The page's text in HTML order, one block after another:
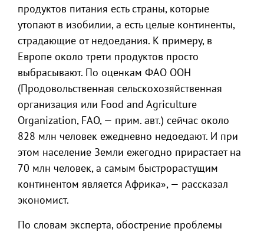
продуктов питания есть страны, которые
утопают в изобилии, а есть целые континенты,
страдающие от недоедания. К примеру, в
Европе около трети продуктов просто
выбрасывают. По оценкам ФАО ООН
(Продовольственная сельскохозяйственная
организация или Food and Agriculture
Organization, FAO, — прим. авт.) сейчас около
828 млн человек ежедневно недоедают. И при
этом население Земли ежегодно прирастает на
70 млн человек, а самым быстрорастущим
континентом является Африка», — рассказал
экономист.
По словам эксперта, обострение проблемы